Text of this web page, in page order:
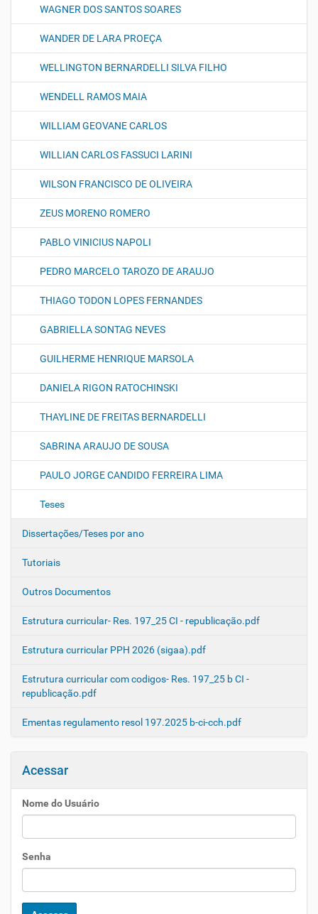
WAGNER DOS SANTOS SOARES
WANDER DE LARA PROEÇA
WELLINGTON BERNARDELLI SILVA FILHO
WENDELL RAMOS MAIA
WILLIAM GEOVANE CARLOS
WILLIAN CARLOS FASSUCI LARINI
WILSON FRANCISCO DE OLIVEIRA
ZEUS MORENO ROMERO
PABLO VINICIUS NAPOLI
PEDRO MARCELO TAROZO DE ARAUJO
THIAGO TODON LOPES FERNANDES
GABRIELLA SONTAG NEVES
GUILHERME HENRIQUE MARSOLA
DANIELA RIGON RATOCHINSKI
THAYLINE DE FREITAS BERNARDELLI
SABRINA ARAUJO DE SOUSA
PAULO JORGE CANDIDO FERREIRA LIMA
Teses
Dissertações/Teses por ano
Tutoriais
Outros Documentos
Estrutura curricular- Res. 197_25 CI - republicação.pdf
Estrutura curricular PPH 2026 (sigaa).pdf
Estrutura curricular com codigos- Res. 197_25 b CI -
republicação.pdf
Ementas regulamento resol 197.2025 b-ci-cch.pdf
Acessar
Nome do Usuário
Senha